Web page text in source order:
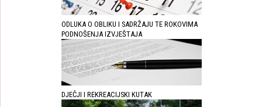
ODLUKA O OBLIKU I SADRŽAJU TE ROKOVIMA
PODNOŠENJA IZVJEŠTAJA
DJEČJI I REKREACIJSKI KUTAK